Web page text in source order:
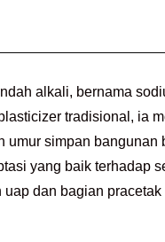
alkali, bernama
tradisional, ia
umur simpan
yang baik terhadap
dan bagian